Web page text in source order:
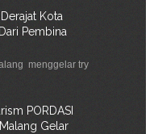
Kota
Pembina
menggelar try
PORDASI
Gelar